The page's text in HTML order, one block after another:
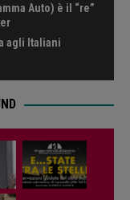
Auto) è il “re”
agli Italiani